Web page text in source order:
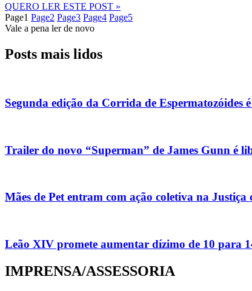
QUERO LER ESTE POST »
Page1 Page2 Page3 Page4 Page5
Vale a pena ler de novo
Posts mais lidos
Segunda edição da Corrida de Espermatozóides
Trailer do novo “Superman” de James Gunn é
Mães de Pet entram com ação coletiva na
Leão XIV promete aumentar dízimo de 10 para
IMPRENSA/ASSESSORIA